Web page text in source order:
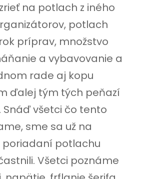
na potlach z iného
potlach
príprav, množstvo
a vybavovanie a
rade aj kopu
ďalej tým tých peňazí
Snáď všetci čo tento
sme sa už na
potlachu
Všetci poznáme